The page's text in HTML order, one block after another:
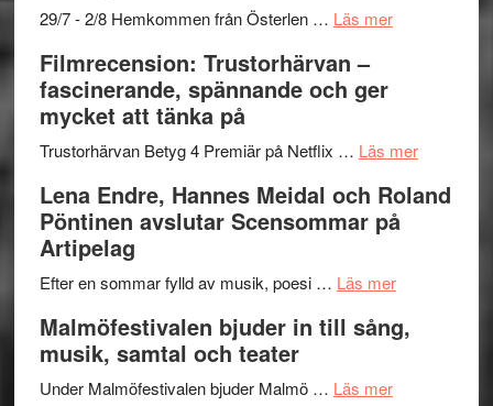
och
Scully
–
och
lättsam
29/7 - 2/8 Hemkommen från Österlen … Läs merom
2026
I
Delvis
genrens
terräng
Filmrecension: Trustorhärvan –
fascinerande, spännande och ger
mycket att tänka på
Trustorhärvan Betyg 4 Premiär på Netflix … Läs merom
Lena Endre, Hannes Meidal och Roland
Pöntinen avslutar Scensommar på
Artipelag
Efter en sommar fylld av musik, poesi … Läs merom
Endre,
Malmöfestivalen bjuder in till sång,
musik, samtal och teater
Under Malmöfestivalen bjuder Malmö … Läs merom